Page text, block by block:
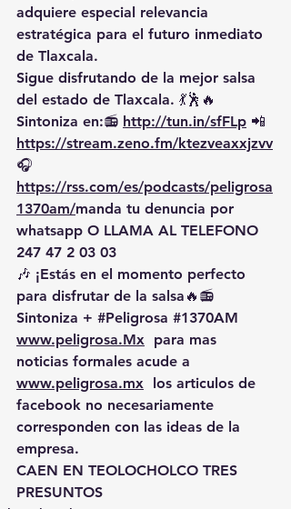
adquiere especial relevancia
estratégica para el futuro inmediato
de Tlaxcala.
Sigue disfrutando de la mejor salsa
del estado de Tlaxcala. 💃🕺🔥
Sintoniza en:📻 http://tun.in/sfFLp 📲
https://stream.zeno.fm/ktezveaxxjzvv
🎧
https://rss.com/es/podcasts/peligrosa
1370am/manda tu denuncia por
whatsapp O LLAMA AL TELEFONO
247 47 2 03 03
🎶 ¡Estás en el momento perfecto
para disfrutar de la salsa🔥📻
Sintoniza + #Peligrosa #1370AM
www.peligrosa.Mx para mas
noticias formales acude a
www.peligrosa.mx los articulos de
facebook no necesariamente
corresponden con las ideas de la
empresa.
CAEN EN TEOLOCHOLCO TRES
PRESUNTOS